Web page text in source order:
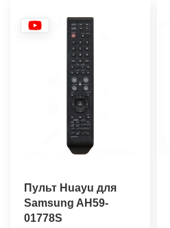
Пульт Huayu для
Samsung AH59-
01778S